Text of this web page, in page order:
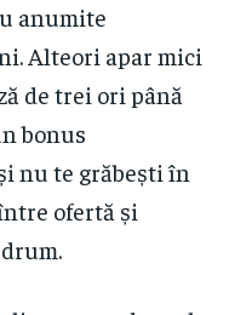
anumite
Alteori apar mici
de trei ori până
bonus
nu te grăbești în
ofertă și